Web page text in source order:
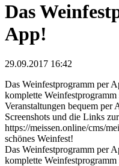
Das
App!
29.09.2017 16:42
Das Weinfestprogramm per
komplette
Veranstaltungen bequem
Screenshots und die Links
https://meissen.online/cms/
schönes Weinfest!
Das Weinfestprogramm per
komplette